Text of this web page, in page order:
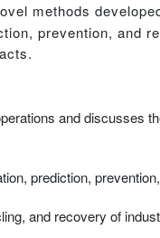
methods
prevention, and
and discusses
prediction,
and recovery of